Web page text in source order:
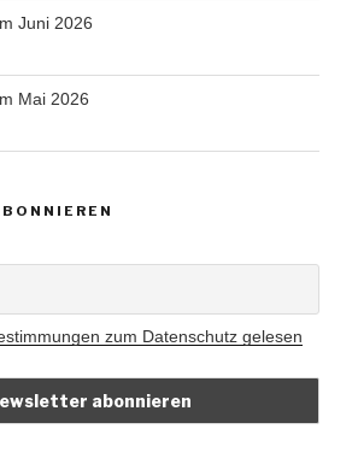
Juni 2026
Mai 2026
zum Datenschutz gelesen